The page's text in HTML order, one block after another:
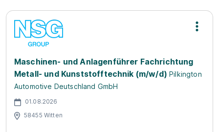
Maschinen- und Anlagenführer Fachrichtung
Metall- und Kunststofftechnik (m/w/d) Pilkington
Automotive Deutschland GmbH
01.08.2026
58455 Witten